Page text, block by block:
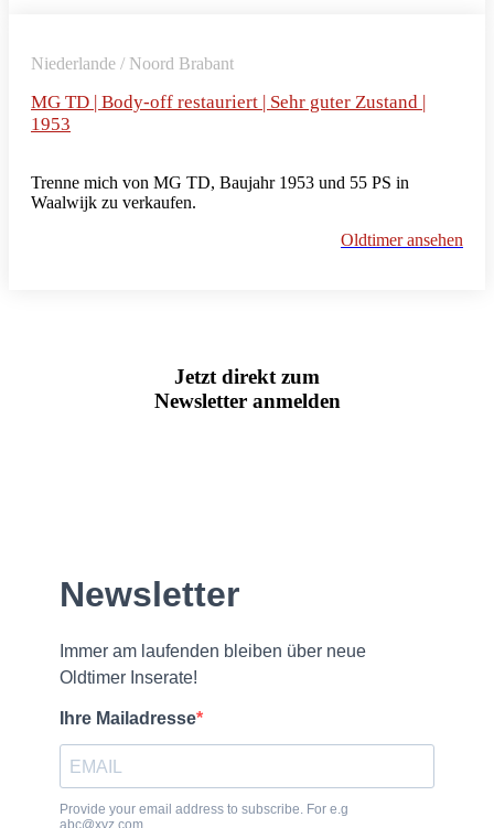
Niederlande / Noord Brabant
MG TD | Body-off restauriert | Sehr guter Zustand |
1953
Trenne mich von MG TD, Baujahr 1953 und 55 PS in
Waalwijk zu verkaufen.
Oldtimer ansehen
Jetzt direkt zum
Newsletter anmelden